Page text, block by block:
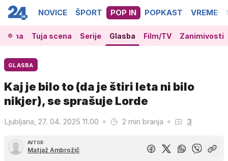
NOVICE ŠPORT POP IN POPKAST VREME
Tuja scena Serije Glasba Film/TV Zanimivosti
GLASBA
Kaj je bilo to (da je štiri leta ni bilo
nikjer), se sprašuje Lorde
Ljubljana, 27. 04. 2025 11.00 2 min branja 3
AVTOR:
Matjaž Ambrožič